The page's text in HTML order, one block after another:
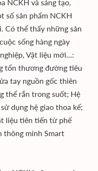
NCKH và sáng tạo,
số sản phẩm NCKH
Có thể thấy những sản
sống hàng ngày
Vật liệu mới…:
tổn thương đường tiêu
tay nguồn gốc thiên
thể rắn trong suốt; Hệ
dụng hệ giao thoa kế;
liệu tiên tiến từ phế
thông minh Smart